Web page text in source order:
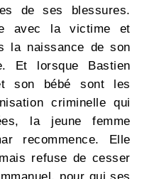
de ses blessures.
avec la victime et
la naissance de son
Et lorsque Bastien
son bébé sont les
criminelle qui
la jeune femme
recommence. Elle
refuse de cesser